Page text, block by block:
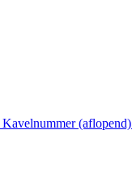
Kavelnummer (aflopend)